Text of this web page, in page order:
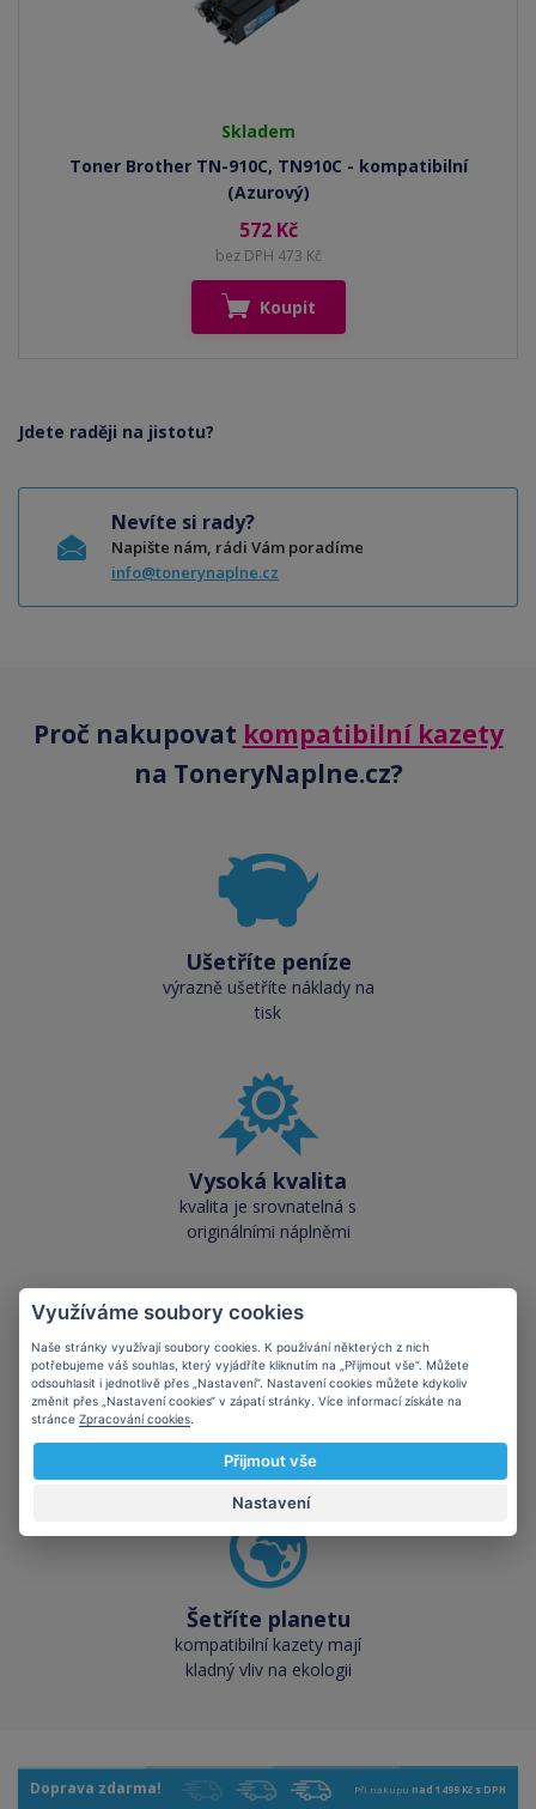
Skladem
Toner Brother TN-910C, TN910C - kompatibilní
(Azurový)
572 Kč
bez DPH 473 Kč
Koupit
Jdete raději na jistotu?
Nevíte si rady?
Napište nám, rádi Vám poradíme
info@tonerynaplne.cz
Proč nakupovat kompatibilní kazety
na ToneryNaplne.cz?
Ušetříte peníze
výrazně ušetříte náklady na
tisk
Vysoká kvalita
kvalita je srovnatelná s
originálními náplněmi
Skladem téměř vše
přes 50 000 skladových
zásob pro okamžitý odběr
Šetříte planetu
kompatibilní kazety mají
kladný vliv na ekologii
Doprava zdarma! Při nákupu nad 1499 Kč s DPH
Využíváme soubory cookies
Naše stránky využívají soubory cookies. K používání některých z nich
potřebujeme váš souhlas, který vyjádříte kliknutím na „Přijmout vše“. Můžete
odsouhlasit i jednotlivě přes „Nastavení“. Nastavení cookies můžete kdykoliv
změnit přes „Nastavení cookies“ v zápatí stránky. Více informací získáte na
stránce Zpracování cookies
Přijmout vše
Nastavení